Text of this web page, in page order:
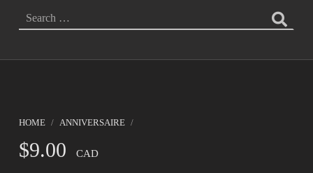
HOME / ANNIVERSAIRE /
$9.00 CAD